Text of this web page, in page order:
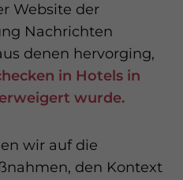
Website der
Nachrichten
denen hervorging,
in Hotels in
wurde.
wir auf die
den Kontext